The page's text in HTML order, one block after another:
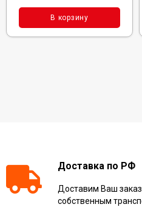
В корзину
Доставка по РФ
Доставим Ваш
собственным